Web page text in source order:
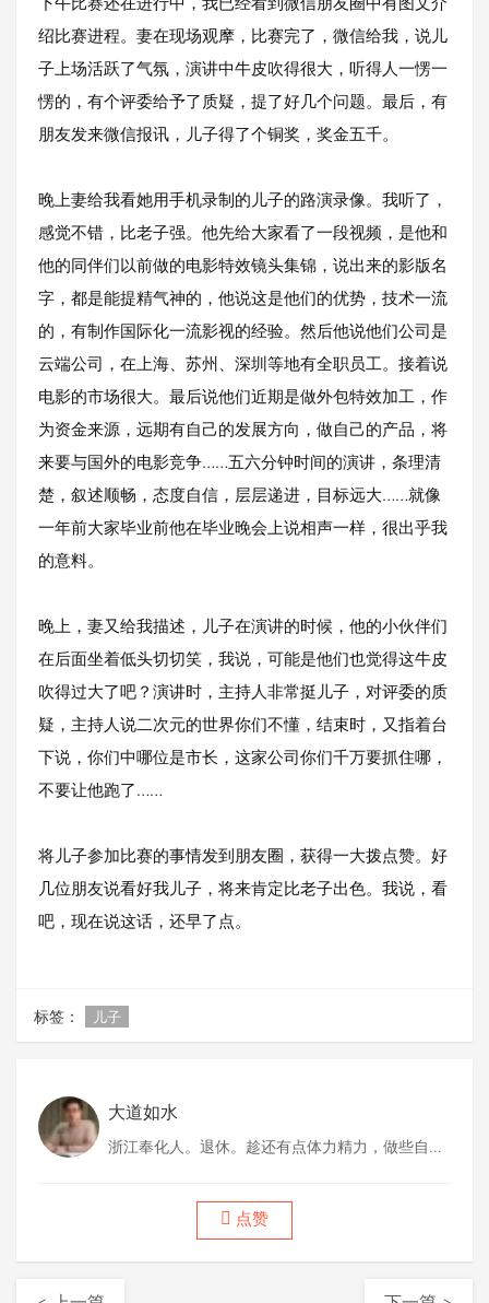
绍比赛进程。妻在现场观摩，比赛完了，微信给我，说儿
子上场活跃了气氛，演讲中牛皮吹得很大，听得人一愣一
愣的，有个评委给予了质疑，提了好几个问题。最后，有
朋友发来微信报讯，儿子得了个铜奖，奖金五千。
晚上妻给我看她用手机录制的儿子的路演录像。我听了，
感觉不错，比老子强。他先给大家看了一段视频，是他和
他的同伴们以前做的电影特效镜头集锦，说出来的影版名
字，都是能提精气神的，他说这是他们的优势，技术一流
的，有制作国际化一流影视的经验。然后他说他们公司是
云端公司，在上海、苏州、深圳等地有全职员工。接着说
电影的市场很大。最后说他们近期是做外包特效加工，作
为资金来源，远期有自己的发展方向，做自己的产品，将
来要与国外的电影竞争……五六分钟时间的演讲，条理清
楚，叙述顺畅，态度自信，层层递进，目标远大……就像
一年前大家毕业前他在毕业晚会上说相声一样，很出乎我
的意料。
晚上，妻又给我描述，儿子在演讲的时候，他的小伙伴们
在后面坐着低头切切笑，我说，可能是他们也觉得这牛皮
吹得过大了吧？演讲时，主持人非常挺儿子，对评委的质
疑，主持人说二次元的世界你们不懂，结束时，又指着台
下说，你们中哪位是市长，这家公司你们千万要抓住哪，
不要让他跑了……
将儿子参加比赛的事情发到朋友圈，获得一大拨点赞。好
几位朋友说看好我儿子，将来肯定比老子出色。我说，看
吧，现在说这话，还早了点。
标签： 儿子
大道如水
浙江奉化人。退休。趁还有点体力精力，做些自己
点赞